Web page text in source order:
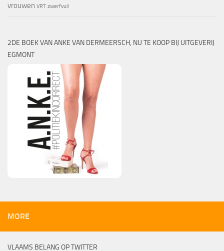
vrouwen VRT zwerfvuil
2DE BOEK VAN ANKE VAN DERMEERSCH, NU TE KOOP BIJ UITGEVERIJ
EGMONT
MORE
VLAAMS BELANG OP TWITTER